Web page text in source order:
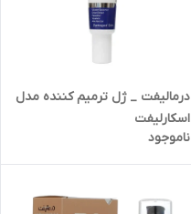
درمالیفت _ ژل ترمیم کننده مدل
اسکارلیفت
ناموجود